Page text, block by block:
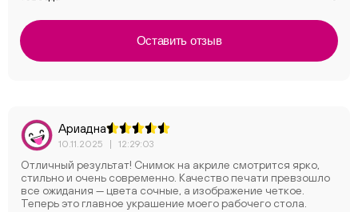
Оставить отзыв
Ариадна
10.11.2025 | 12:29:03
Отличный результат! Снимок на акриле смотрится ярко,
стильно и очень современно. Качество печати превзошло
все ожидания — цвета сочные, а изображение четкое.
Теперь это главное украшение моего рабочего стола.